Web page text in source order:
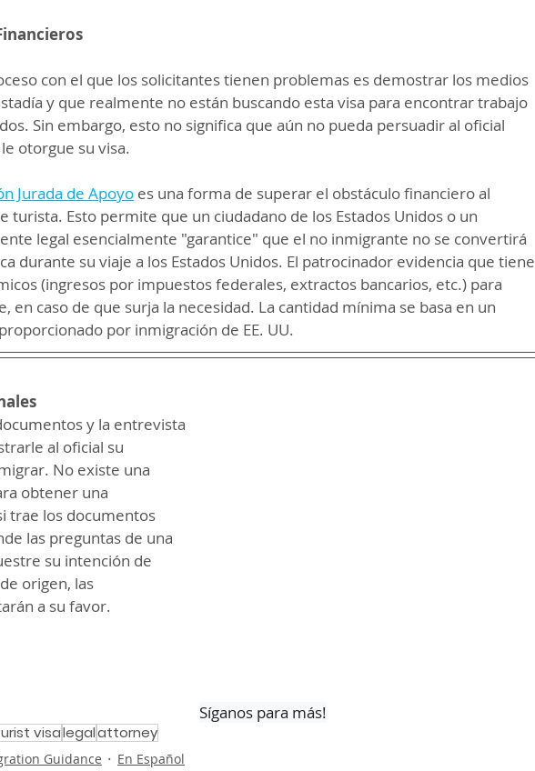
con el que los solicitantes tienen problemas es demostrar los medios
y que realmente no están buscando esta visa para encontrar trabajo
Sin embargo, esto no significa que aún no pueda persuadir al oficial
otorgue su visa.
Jurada de Apoyo es una forma de superar el obstáculo financiero al
turista. Esto permite que un ciudadano de los Estados Unidos o un
legal esencialmente "garantice" que el no inmigrante no se convertirá
durante su viaje a los Estados Unidos. El patrocinador evidencia que tiene
(ingresos por impuestos federales, extractos bancarios, etc.) para
en caso de que surja la necesidad. La cantidad mínima se basa en un
por inmigración de EE. UU.
y la entrevista
al oficial su
No existe una
obtener una
trae los documentos
las preguntas de una
su intención de
origen, las
a su favor.
Síganos para más!
visalegalattorney
Guidance En Español